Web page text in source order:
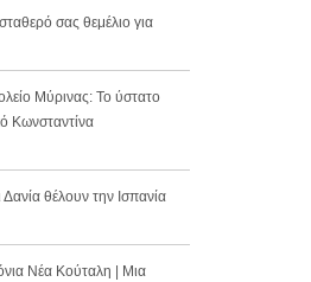
σας θεμέλιο για
Μύρινας: Το ύστατο
Κωνσταντίνα
Δανία θέλουν την Ισπανία
Νέα Κούταλη | Μια